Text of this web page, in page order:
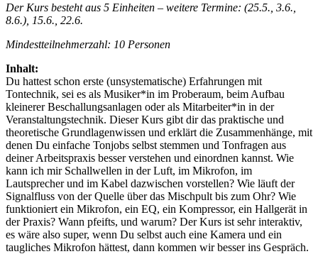
Der Kurs besteht aus 5 Einheiten – weitere Termine: (25.5., 3.6.,
8.6.), 15.6., 22.6.
Mindestteilnehmerzahl: 10 Personen
Inhalt:
Du hattest schon erste (unsystematische) Erfahrungen mit
Tontechnik, sei es als Musiker*in im Proberaum, beim Aufbau
kleinerer Beschallungsanlagen oder als Mitarbeiter*in in der
Veranstaltungstechnik. Dieser Kurs gibt dir das praktische und
theoretische Grundlagenwissen und erklärt die Zusammenhänge, mit
denen Du einfache Tonjobs selbst stemmen und Tonfragen aus
deiner Arbeitspraxis besser verstehen und einordnen kannst. Wie
kann ich mir Schallwellen in der Luft, im Mikrofon, im
Lautsprecher und im Kabel dazwischen vorstellen? Wie läuft der
Signalfluss von der Quelle über das Mischpult bis zum Ohr? Wie
funktioniert ein Mikrofon, ein EQ, ein Kompressor, ein Hallgerät in
der Praxis? Wann pfeifts, und warum? Der Kurs ist sehr interaktiv,
es wäre also super, wenn Du selbst auch eine Kamera und ein
taugliches Mikrofon hättest, dann kommen wir besser ins Gespräch.